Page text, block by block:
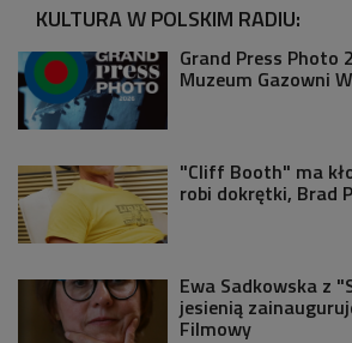
KULTURA W POLSKIM RADIU:
Grand Press
Muzeum Gazowni
"Cliff Booth" ma
robi dokrętki, Brad
Ewa Sadkowska z
jesienią
Filmowy